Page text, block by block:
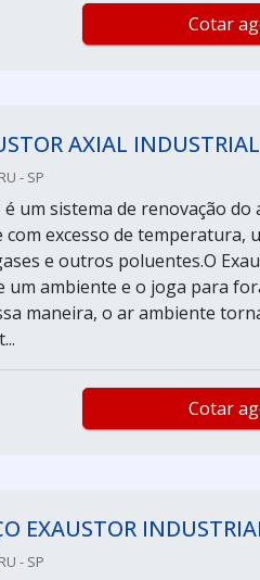
Cotar
AXIAL INDUSTRIAL
- SP
é um sistema de renovação
com excesso de temperatura,
e outros poluentes.O
um ambiente e o joga para
maneira, o ar ambiente
Cotar
EXAUSTOR
- SP